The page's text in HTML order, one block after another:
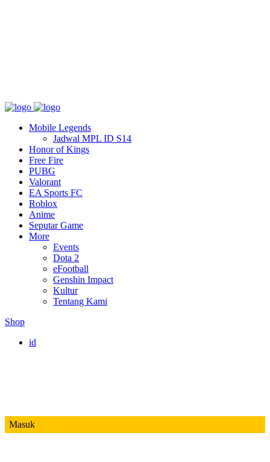
Mobile Legends
Jadwal MPL ID S14
Honor of Kings
Free Fire
PUBG
Valorant
EA Sports FC
Roblox
Anime
Seputar Game
More
Events
Dota 2
eFootball
Genshin Impact
Kultur
Tentang Kami
Shop
id
Masuk